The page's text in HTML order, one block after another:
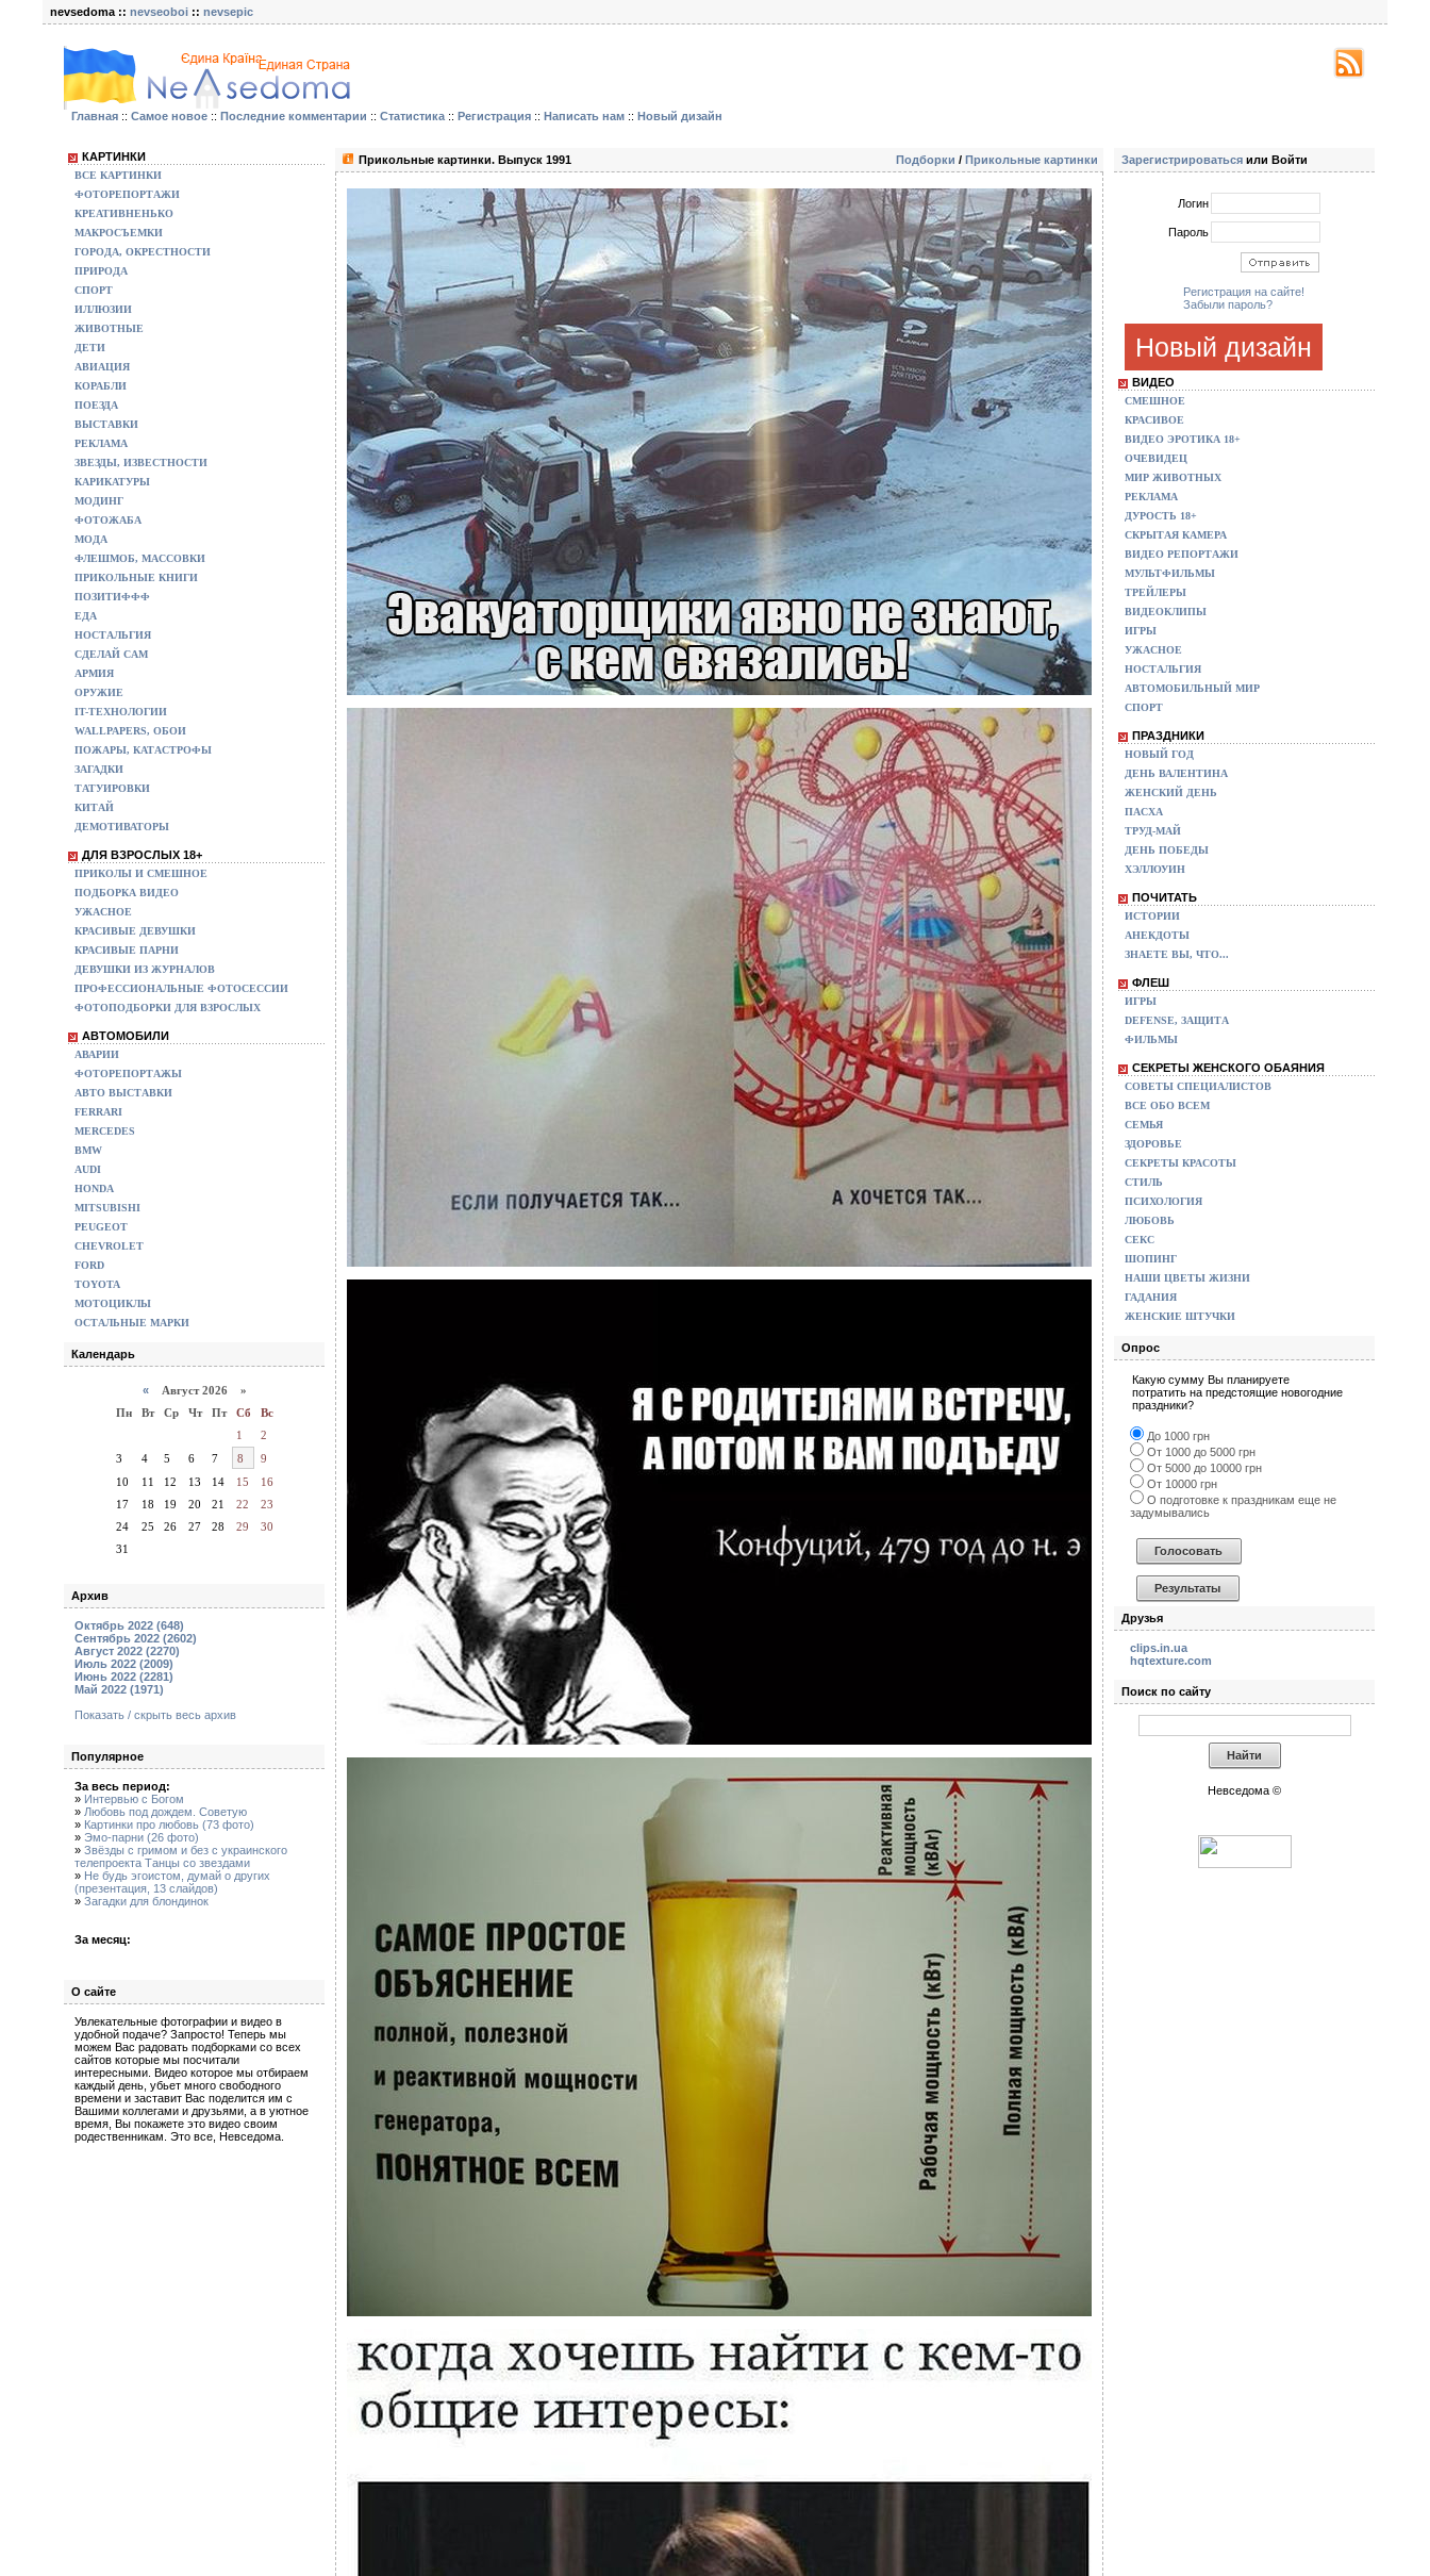
nevsedoma :: nevseoboi :: nevsepic
Главная :: Самое новое :: Последние комментарии :: Статистика :: Регистрация :: Написать нам :: Новый дизайн
КАРТИНКИ
ВСЕ КАРТИНКИ
ФОТОРЕПОРТАЖИ
КРЕАТИВНЕНЬКО
МАКРОСЪЕМКИ
ГОРОДА, ОКРЕСТНОСТИ
ПРИРОДА
СПОРТ
ИЛЛЮЗИИ
ЖИВОТНЫЕ
ДЕТИ
АВИАЦИЯ
КОРАБЛИ
ПОЕЗДА
ВЫСТАВКИ
РЕКЛАМА
ЗВЕЗДЫ, ИЗВЕСТНОСТИ
КАРИКАТУРЫ
МОДИНГ
ФОТОЖАБА
МОДА
ФЛЕШМОБ, МАССОВКИ
ПРИКОЛЬНЫЕ КНИГИ
ПОЗИТИФФФ
ЕДА
НОСТАЛЬГИЯ
СДЕЛАЙ САМ
АРМИЯ
ОРУЖИЕ
IT-ТЕХНОЛОГИИ
WALLPAPERS, ОБОИ
ПОЖАРЫ, КАТАСТРОФЫ
ЗАГАДКИ
ТАТУИРОВКИ
КИТАЙ
ДЕМОТИВАТОРЫ
ДЛЯ ВЗРОСЛЫХ 18+
ПРИКОЛЫ И СМЕШНОЕ
ПОДБОРКА ВИДЕО
УЖАСНОЕ
КРАСИВЫЕ ДЕВУШКИ
КРАСИВЫЕ ПАРНИ
ДЕВУШКИ ИЗ ЖУРНАЛОВ
ПРОФЕССИОНАЛЬНЫЕ ФОТОСЕССИИ
ФОТОПОДБОРКИ ДЛЯ ВЗРОСЛЫХ
АВТОМОБИЛИ
АВАРИИ
ФОТОРЕПОРТАЖЫ
АВТО ВЫСТАВКИ
FERRARI
MERCEDES
BMW
AUDI
HONDA
MITSUBISHI
PEUGEOT
CHEVROLET
FORD
TOYOTA
МОТОЦИКЛЫ
ОСТАЛЬНЫЕ МАРКИ
Календарь
« Август 2026 »
Пн
Вт Ср Чт Пт Сб
Вс
1
2
3
4 5 6 7 8
9
10
11 12 13 14 15
16
17
18 19 20 21 22
23
24
25 26 27 28 29
30
31
Архив
Октябрь 2022 (648)
Сентябрь 2022 (2602)
Август 2022 (2270)
Июль 2022 (2009)
Июнь 2022 (2281)
Май 2022 (1971)
Показать / скрыть весь архив
Популярное
За весь период:
» Интервью с Богом
» Любовь под дождем. Советую
» Картинки про любовь (73 фото)
» Эмо-парни (26 фото)
» Звёзды с гримом и без с украинского
телепроекта Танцы со звездами
» Не будь эгоистом, думай о других
(презентация, 13 слайдов)
» Загадки для блондинок
За месяц:
О сайте
Увлекательные фотографии и видео в
удобной подаче? Запросто! Теперь мы
можем Вас радовать подборками со всех
сайтов которые мы посчитали
интересными. Видео которое мы отбираем
каждый день, убьет много свободного
времени и заставит Вас поделится им с
Вашими коллегами и друзьями, а в уютное
время, Вы покажете это видео своим
родественникам. Это все, Невседома.
Подборки / Прикольные картинки
Прикольные картинки. Выпуск 1991 Зарегистрироваться или Войти
Логин
Пароль
Регистрация на сайте!
Забыли пароль?
Новый дизайн
ВИДЕО
СМЕШНОЕ
КРАСИВОЕ
ВИДЕО ЭРОТИКА 18+
ОЧЕВИДЕЦ
МИР ЖИВОТНЫХ
РЕКЛАМА
ДУРОСТЬ 18+
СКРЫТАЯ КАМЕРА
ВИДЕО РЕПОРТАЖИ
МУЛЬТФИЛЬМЫ
ТРЕЙЛЕРЫ
ВИДЕОКЛИПЫ
ИГРЫ
УЖАСНОЕ
НОСТАЛЬГИЯ
АВТОМОБИЛЬНЫЙ МИР
СПОРТ
ПРАЗДНИКИ
НОВЫЙ ГОД
ДЕНЬ ВАЛЕНТИНА
ЖЕНСКИЙ ДЕНЬ
ПАСХА
ТРУД-МАЙ
ДЕНЬ ПОБЕДЫ
ХЭЛЛОУИН
ПОЧИТАТЬ
ИСТОРИИ
АНЕКДОТЫ
ЗНАЕТЕ ВЫ, ЧТО...
ФЛЕШ
ИГРЫ
DEFENSE, ЗАЩИТА
ФИЛЬМЫ
СЕКРЕТЫ ЖЕНСКОГО ОБАЯНИЯ
СОВЕТЫ СПЕЦИАЛИСТОВ
ВСЕ ОБО ВСЕМ
СЕМЬЯ
ЗДОРОВЬЕ
СЕКРЕТЫ КРАСОТЫ
СТИЛЬ
ПСИХОЛОГИЯ
ЛЮБОВЬ
СЕКС
ШОПИНГ
НАШИ ЦВЕТЫ ЖИЗНИ
ГАДАНИЯ
ЖЕНСКИЕ ШТУЧКИ
Опрос
Какую сумму Вы планируете
потратить на предстоящие новогодние
праздники?
До 1000 грн
От 1000 до 5000 грн
От 5000 до 10000 грн
От 10000 грн
О подготовке к праздникам еще не
задумывались
Друзья
clips.in.ua
hqtexture.com
Поиск по сайту
Невседома ©